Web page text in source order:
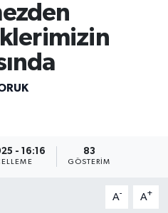
- 16:16 83
GÖSTERIM
A- A+